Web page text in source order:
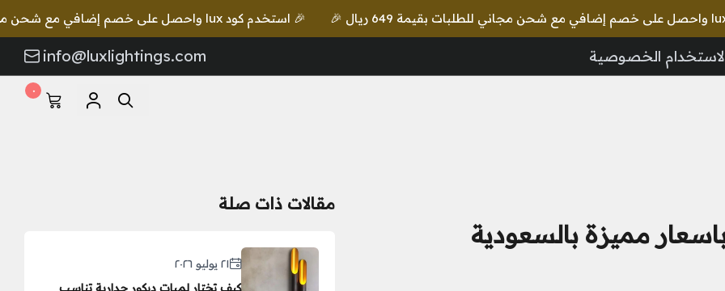
🎉 استخدم كود lux واحصل على خصم إضافي مع شحن مجاني للطلبات بقيمة 649 ريال 🎉
الخصوصية info@luxlightings.com
٠
مقالات ذات صلة
٢١ يوليو ٢٠٢٦
كيف تختار لمبات ديكور جدارية تناسب